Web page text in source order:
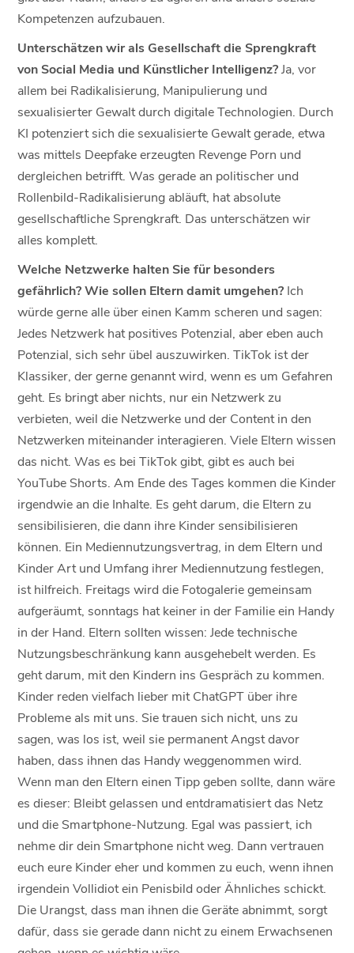
Kompetenzen aufzubauen.
Unterschätzen wir als Gesellschaft die Sprengkraft
von Social Media und Künstlicher Intelligenz? Ja, vor
allem bei Radikalisierung, Manipulierung und
sexualisierter Gewalt durch digitale Technologien. Durch
KI potenziert sich die sexualisierte Gewalt gerade, etwa
was mittels Deepfake erzeugten Revenge Porn und
dergleichen betrifft. Was gerade an politischer und
Rollenbild-Radikalisierung abläuft, hat absolute
gesellschaftliche Sprengkraft. Das unterschätzen wir
alles komplett.
Welche Netzwerke halten Sie für besonders
gefährlich? Wie sollen Eltern damit umgehen? Ich
würde gerne alle über einen Kamm scheren und sagen:
Jedes Netzwerk hat positives Potenzial, aber eben auch
Potenzial, sich sehr übel auszuwirken. TikTok ist der
Klassiker, der gerne genannt wird, wenn es um Gefahren
geht. Es bringt aber nichts, nur ein Netzwerk zu
verbieten, weil die Netzwerke und der Content in den
Netzwerken miteinander interagieren. Viele Eltern wissen
das nicht. Was es bei TikTok gibt, gibt es auch bei
YouTube Shorts. Am Ende des Tages kommen die Kinder
irgendwie an die Inhalte. Es geht darum, die Eltern zu
sensibilisieren, die dann ihre Kinder sensibilisieren
können. Ein Mediennutzungsvertrag, in dem Eltern und
Kinder Art und Umfang ihrer Mediennutzung festlegen,
ist hilfreich. Freitags wird die Fotogalerie gemeinsam
aufgeräumt, sonntags hat keiner in der Familie ein Handy
in der Hand. Eltern sollten wissen: Jede technische
Nutzungsbeschränkung kann ausgehebelt werden. Es
geht darum, mit den Kindern ins Gespräch zu kommen.
Kinder reden vielfach lieber mit ChatGPT über ihre
Probleme als mit uns. Sie trauen sich nicht, uns zu
sagen, was los ist, weil sie permanent Angst davor
haben, dass ihnen das Handy weggenommen wird.
Wenn man den Eltern einen Tipp geben sollte, dann wäre
es dieser: Bleibt gelassen und entdramatisiert das Netz
und die Smartphone-Nutzung. Egal was passiert, ich
nehme dir dein Smartphone nicht weg. Dann vertrauen
euch eure Kinder eher und kommen zu euch, wenn ihnen
irgendein Vollidiot ein Penisbild oder Ähnliches schickt.
Die Urangst, dass man ihnen die Geräte abnimmt, sorgt
dafür, dass sie gerade dann nicht zu einem Erwachsenen